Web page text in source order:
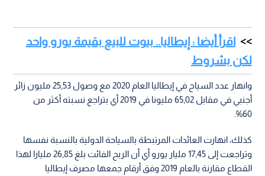
اقرأ أيضا : إيطاليا.. بيوت للبيع بقيمة يورو واحد
لكن بشروط
وانهار عدد السياح في إيطاليا العام 2020 مع وصول 25,53 مليون زائر
أجنبي في مقابل 65,02 مليونا في 2019 أي بتراجع نسبته أكثر من
60%.
كذلك، انهارت العائدات المرتبطة بالسياحة الدولية بالنسبة نفسها
وتراجعت إلى 17,45 مليار يورو أي أن الربح الفائت بلغ 26,85 مليارا لهذا
القطاع مقارنة بالعام 2019 وفق أرقام جمعها مصرف إيطاليا